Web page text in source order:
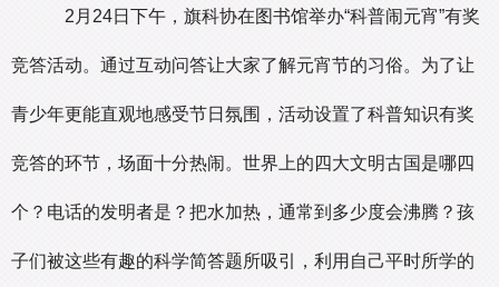
2月24日下午，旗科协在图书馆举办“科普闹元宵”有奖
竞答活动。通过互动问答让大家了解元宵节的习俗。为了让
青少年更能直观地感受节日氛围，活动设置了科普知识有奖
竞答的环节，场面十分热闹。世界上的四大文明古国是哪四
个？电话的发明者是？把水加热，通常到多少度会沸腾？孩
子们被这些有趣的科学简答题所吸引，利用自己平时所学的